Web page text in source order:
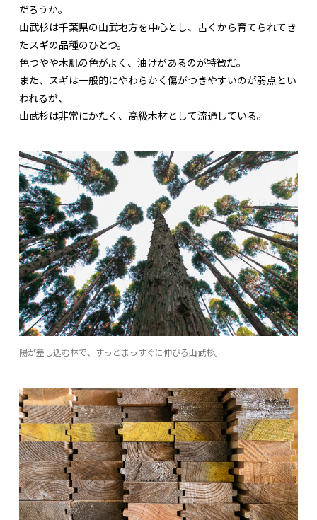
だろうか。
山武杉は千葉県の山武地方を中心とし、古くから育てられてき
たスギの品種のひとつ。
色つやや木肌の色がよく、油けがあるのが特徴だ。
また、スギは一般的にやわらかく傷がつきやすいのが弱点とい
われるが、
山武杉は非常にかたく、高級木材として流通している。
陽が差し込む林で、すっとまっすぐに伸びる山武杉。